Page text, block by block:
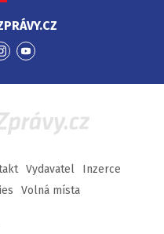
Přejít
Instagram
Přejít
YouTube
Vydavatel
Inzerce
Volná místa